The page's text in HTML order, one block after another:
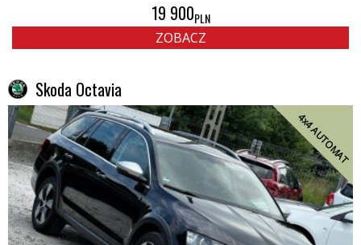
19 900PLN
ZOBACZ
Skoda Octavia
4x4 AUTOMAT